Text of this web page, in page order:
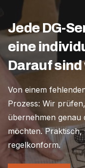
Jede DG-
eine
Darauf
Von einem
Prozess: Wir
übernehmen genau
möchten.
regelkonform.